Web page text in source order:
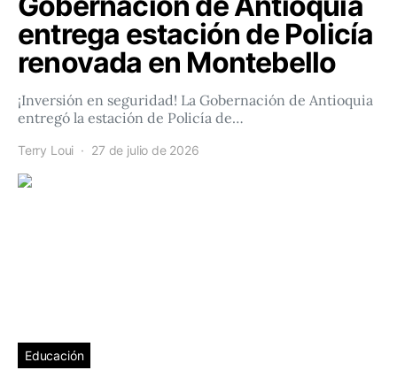
entrega estación de Policía
renovada en Montebello
¡Inversión en seguridad! La Gobernación de Antioquia
entregó la estación de Policía de…
Terry Loui 27 de julio de 2026
Educación